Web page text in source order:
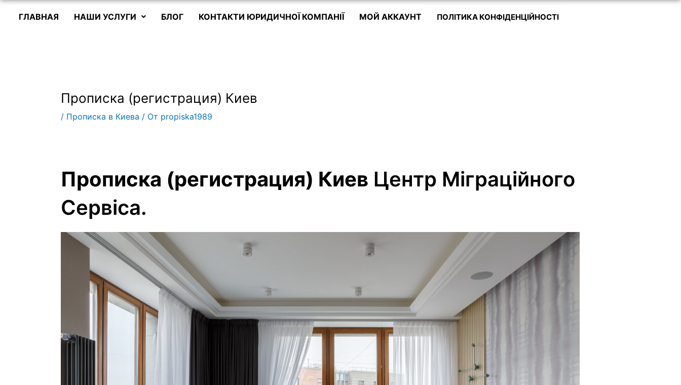
ГЛАВНАЯ НАШИ УСЛУГИ БЛОГ КОНТАКТИ ЮРИДИЧНОЇ КОМПАНІЇ МОЙ АККАУНТ ПОЛІТИКА КОНФІДЕНЦІЙНОСТІ
Прописка (регистрация) Киев
/ Прописка в Киева / От propiska1989
Прописка (регистрация) Киев Центр Міграційного
Сервіса.